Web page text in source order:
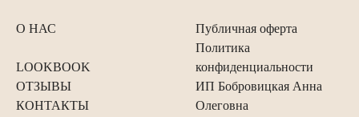
О НАС
LOOKBOOK
ОТЗЫВЫ
КОНТАКТЫ
Публичная оферта
Политика
конфиденциальности
ИП Бобровицкая Анна
Олеговна